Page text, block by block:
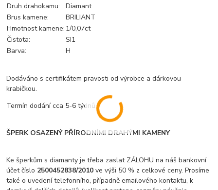
Druh drahokamu:
Diamant
Brus kamene:
BRILIANT
Hmotnost kamene: 1/0,07ct
Čistota:
SI1
Barva:
H
Dodáváno s certifikátem pravosti od výrobce a dárkovou
krabičkou.
Termín dodání cca 5-6 týdnů.
ŠPERK OSAZENÝ PŘÍRODNÍMI DRAHÝMI KAMENY
Ke šperkům s diamanty je třeba zaslat ZÁLOHU na náš bankovní
účet číslo 2500452838/2010 ve výši 50 % z celkové ceny. Prosíme
také o uvedení telefonního, případně emailového kontaktu, k